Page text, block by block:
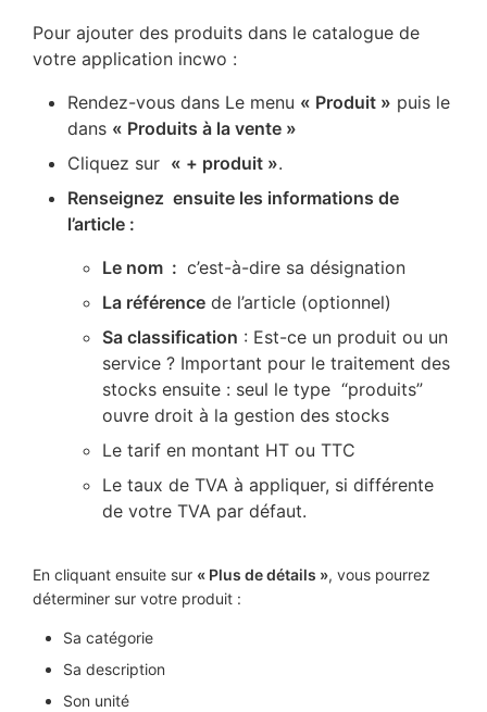
Pour ajouter des produits dans le catalogue de
votre application incwo :
Rendez-vous dans Le menu « Produit » puis le
dans « Produits à la vente »
Cliquez sur « + produit ».
Renseignez ensuite les informations de
l’article :
Le nom : c’est-à-dire sa désignation
La référence de l’article (optionnel)
Sa classification : Est-ce un produit ou un
service ? Important pour le traitement des
stocks ensuite : seul le type “produits”
ouvre droit à la gestion des stocks
Le tarif en montant HT ou TTC
Le taux de TVA à appliquer, si différente
de votre TVA par défaut.
En cliquant ensuite sur « Plus de détails », vous pourrez
déterminer sur votre produit :
Sa catégorie
Sa description
Son unité